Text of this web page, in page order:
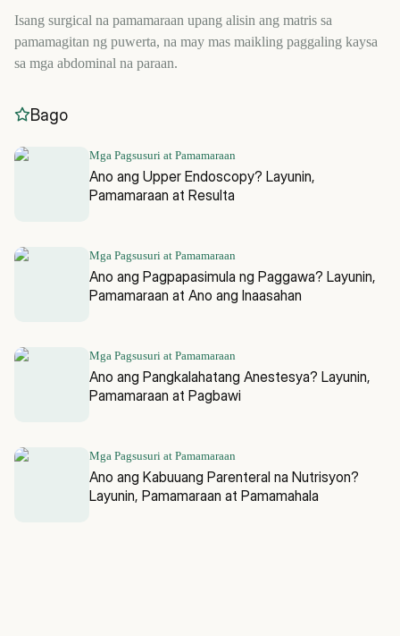
Isang surgical na pamamaraan upang alisin ang matris sa
pamamagitan ng puwerta, na may mas maikling paggaling kaysa
sa mga abdominal na paraan.
Bago
Mga Pagsusuri at Pamamaraan
Ano ang Upper Endoscopy? Layunin,
Pamamaraan at Resulta
Mga Pagsusuri at Pamamaraan
Ano ang Pagpapasimula ng Paggawa? Layunin,
Pamamaraan at Ano ang Inaasahan
Mga Pagsusuri at Pamamaraan
Ano ang Pangkalahatang Anestesya? Layunin,
Pamamaraan at Pagbawi
Mga Pagsusuri at Pamamaraan
Ano ang Kabuuang Parenteral na Nutrisyon?
Layunin, Pamamaraan at Pamamahala